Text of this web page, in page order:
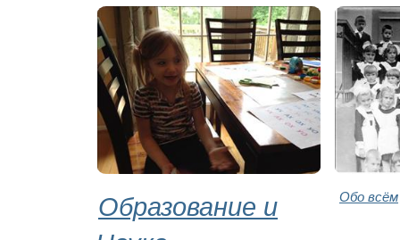
Образование и
Обо всём